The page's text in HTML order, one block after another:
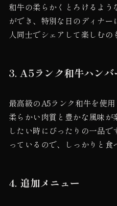
和牛の柔らかくとろけるよう
ができ、特別な日のディナ
人同士でシェアして楽しむの
3. A5ランク和牛ハンバ
最高級のA5ランク和牛を使用
柔らかい肉質と豊かな風味
したい時にぴったりの一品で
っているので、しっかりと食
4. 追加メニュー